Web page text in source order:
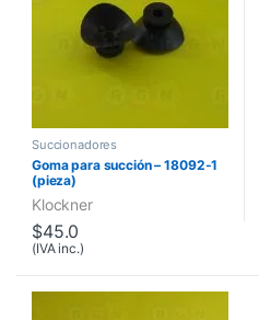
Succionadores
Goma para succión – 18092-1
(pieza)
Klockner
$45.0
(IVA inc.)